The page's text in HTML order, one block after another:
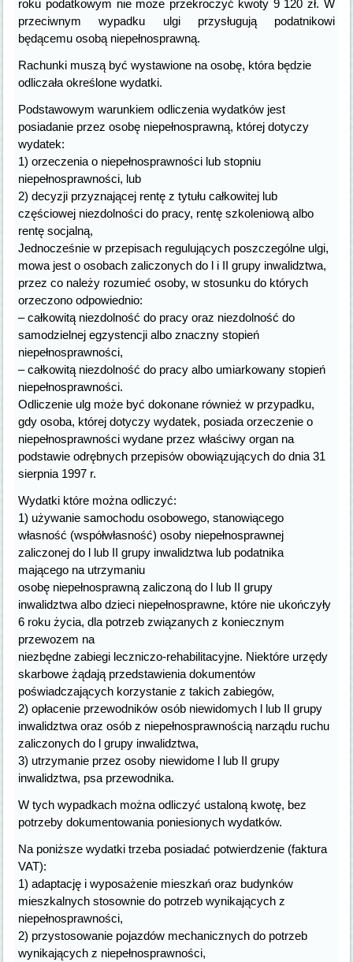
roku podatkowym nie może przekroczyć kwoty 9 120 zł. W
przeciwnym wypadku ulgi przysługują podatnikowi
będącemu osobą niepełnosprawną.
Rachunki muszą być wystawione na osobę, która będzie
odliczała określone wydatki.
Podstawowym warunkiem odliczenia wydatków jest
posiadanie przez osobę niepełnosprawną, której dotyczy
wydatek:
1) orzeczenia o niepełnosprawności lub stopniu
niepełnosprawności, lub
2) decyzji przyznającej rentę z tytułu całkowitej lub
częściowej niezdolności do pracy, rentę szkoleniową albo
rentę socjalną,
Jednocześnie w przepisach regulujących poszczególne ulgi,
mowa jest o osobach zaliczonych do l i II grupy inwalidztwa,
przez co należy rozumieć osoby, w stosunku do których
orzeczono odpowiednio:
– całkowitą niezdolność do pracy oraz niezdolność do
samodzielnej egzystencji albo znaczny stopień
niepełnosprawności,
– całkowitą niezdolność do pracy albo umiarkowany stopień
niepełnosprawności.
Odliczenie ulg może być dokonane również w przypadku,
gdy osoba, której dotyczy wydatek, posiada orzeczenie o
niepełnosprawności wydane przez właściwy organ na
podstawie odrębnych przepisów obowiązujących do dnia 31
sierpnia 1997 r.
Wydatki które można odliczyć:
1) używanie samochodu osobowego, stanowiącego
własność (współwłasność) osoby niepełnosprawnej
zaliczonej do l lub II grupy inwalidztwa lub podatnika
mającego na utrzymaniu
osobę niepełnosprawną zaliczoną do l lub II grupy
inwalidztwa albo dzieci niepełnosprawne, które nie ukończyły
6 roku życia, dla potrzeb związanych z koniecznym
przewozem na
niezbędne zabiegi leczniczo-rehabilitacyjne. Niektóre urzędy
skarbowe żądają przedstawienia dokumentów
poświadczających korzystanie z takich zabiegów,
2) opłacenie przewodników osób niewidomych l lub II grupy
inwalidztwa oraz osób z niepełnosprawnością narządu ruchu
zaliczonych do l grupy inwalidztwa,
3) utrzymanie przez osoby niewidome l lub II grupy
inwalidztwa, psa przewodnika.
W tych wypadkach można odliczyć ustaloną kwotę, bez
potrzeby dokumentowania poniesionych wydatków.
Na poniższe wydatki trzeba posiadać potwierdzenie (faktura
VAT):
1) adaptację i wyposażenie mieszkań oraz budynków
mieszkalnych stosownie do potrzeb wynikających z
niepełnosprawności,
2) przystosowanie pojazdów mechanicznych do potrzeb
wynikających z niepełnosprawności,